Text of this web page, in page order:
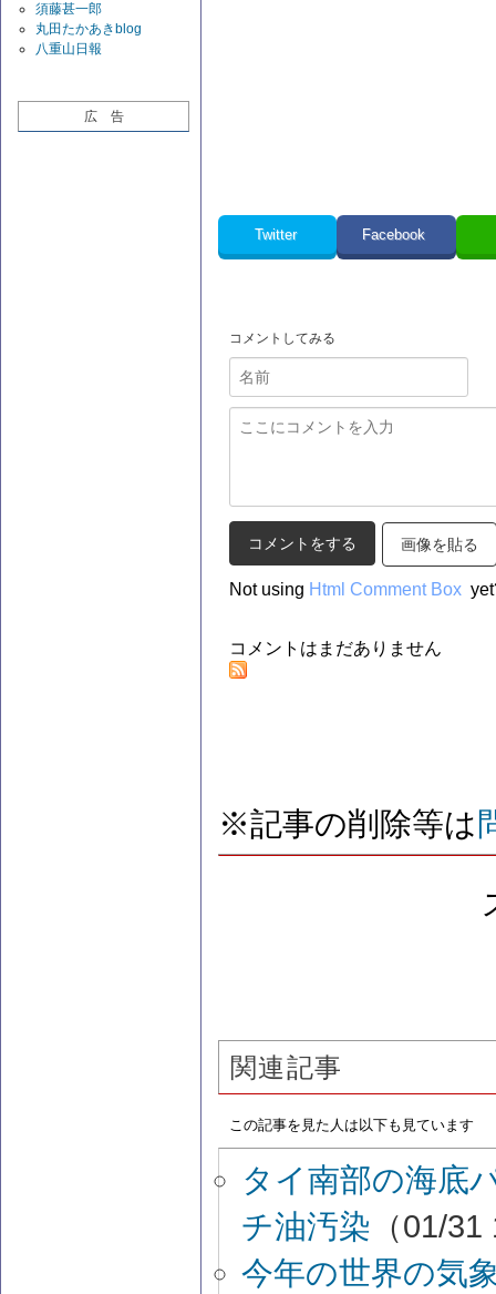
須藤甚一郎
丸田たかあきblog
八重山日報
広 告
Twitter Facebook
コメントしてみる
画像を貼る
Not using Html Comment Box
コメントはまだありません
※記事の削除等は
関連記事
この記事を見た人は以下も見ています
タイ南部の海底
チ油汚染 （01/
今年の世界の気